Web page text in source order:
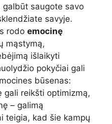
galbūt saugote savo
savyje.
rodo emocinę
mąstymą,
išlaikyti
pokyčiai gali
būsenas:
gali reikšti optimizmą,
– galimą
teigia, kad šie kampų